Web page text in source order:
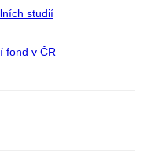
studií
fond v ČR